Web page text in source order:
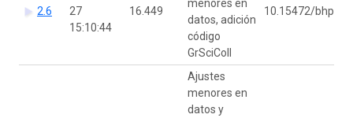
2.6
27
15:10:44
16.449
menores en
datos, adición
código
GrSciColl
10.15472/bhprvq
Ajustes
menores en
datos y